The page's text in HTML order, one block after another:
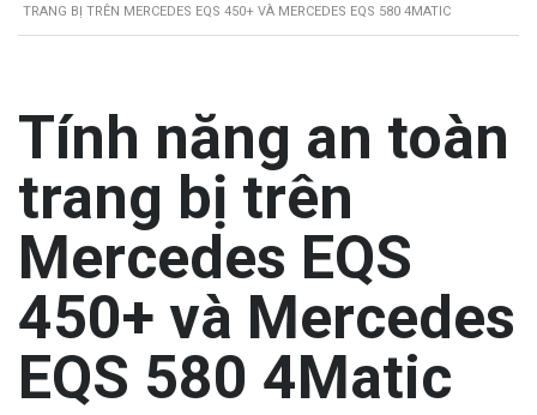
TRANG BỊ TRÊN MERCEDES EQS 450+ VÀ MERCEDES EQS 580 4MATIC
Tính năng an toàn
trang bị trên
Mercedes EQS
450+ và Mercedes
EQS 580 4Matic